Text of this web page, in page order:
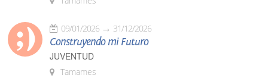
09/01/2026 31/12/2026
Construyendo mi Futuro
JUVENTUD
Tamames